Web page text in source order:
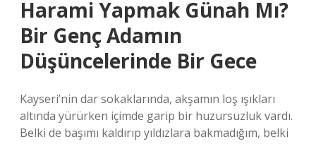
Harami Yapmak Günah Mı?
Bir Genç Adamın
Düşüncelerinde Bir Gece
Kayseri’nin dar sokaklarında, akşamın loş ışıkları
altında yürürken içimde garip bir huzursuzluk vardı.
Belki de başımı kaldırıp yıldızlara bakmadığım, belki